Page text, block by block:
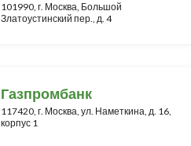
101990, г. Москва, Большой
Златоустинский пер., д. 4
Газпромбанк
117420, г. Москва, ул. Наметкина, д. 16,
корпус 1